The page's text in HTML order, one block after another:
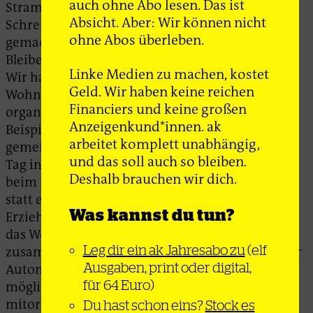
Strammstehen hatten. Weil wir auch beide
Schreiner sind, haben wir bald mehr zusammen
gemacht. Bernd hat so um 1986 herum eine
Bleibe gesucht, und er zog bei mir im Haus ein.
Wir haben mit anderen zusammen ein
Wohnprojekt gemacht und fast alles gemeinsam
organisiert – Geld, Essen, Politik. Wir haben zum
Beispiel das Kind einer Mitbewohnerin
gemeinsam mitaufgezogen, jeder war für einen
Tag in der Woche zuständig. Unsere Auftritte
beim Elternabend waren stets berüchtigt, wenn
statt einem oder zwei gleich fünf
Erziehungsberechtigte erschienen. Später ging
das Wohnprojekt ein, aber Bernd und ich sind
zusammen geblieben. Alle drei waren wir Teil der
Autonomen. Wir waren politisch aktiv zu allen
möglichen Themen, haben Demos
mitorganisiert, Knastarbeit gemacht, uns gegen
auch ohne Abo lesen. Das ist
Absicht. Aber: Wir können nicht
ohne Abos überleben.
Linke Medien zu machen, kostet
Geld. Wir haben keine reichen
Financiers und keine großen
Anzeigenkund*innen. ak
arbeitet komplett unabhängig,
und das soll auch so bleiben.
Deshalb brauchen wir dich.
Was kannst du tun?
Leg dir ein ak Jahresabo zu(elf
Ausgaben, print oder digital,
für 64 Euro)
Du hast schon eins?Stock es